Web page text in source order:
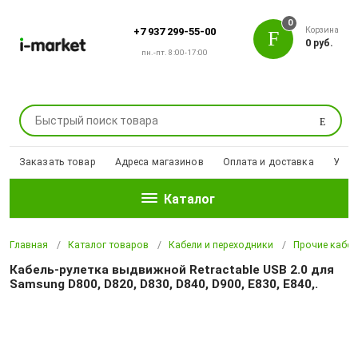
+7 937 299-55-00
пн.-пт. 8:00-17:00
Поиск
0
Корзина
0 руб.
Заказать товар Адреса магазинов Оплата и доставка
Каталог
Главная Каталог товаров Кабели и переходники Прочие
Кабель-рулетка выдвижной Retractable USB 2.0 для
Samsung D800, D820, D830, D840, D900, E830, E840,.